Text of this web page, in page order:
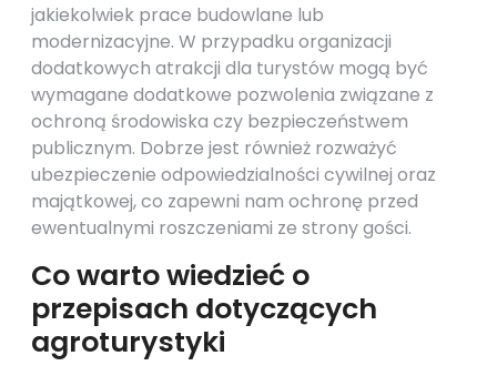
jakiekolwiek prace budowlane lub
modernizacyjne. W przypadku organizacji
dodatkowych atrakcji dla turystów mogą być
wymagane dodatkowe pozwolenia związane z
ochroną środowiska czy bezpieczeństwem
publicznym. Dobrze jest również rozważyć
ubezpieczenie odpowiedzialności cywilnej oraz
majątkowej, co zapewni nam ochronę przed
ewentualnymi roszczeniami ze strony gości.
Co warto wiedzieć o
przepisach dotyczących
agroturystyki